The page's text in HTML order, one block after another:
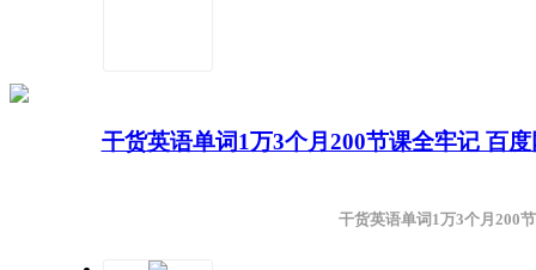
干货英语单词1万3个月200节课全牢记 百
干货英语单词1万3个月200